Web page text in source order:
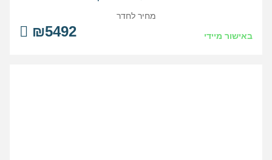
באישור מיידי ₪5492
מחיר לחדר